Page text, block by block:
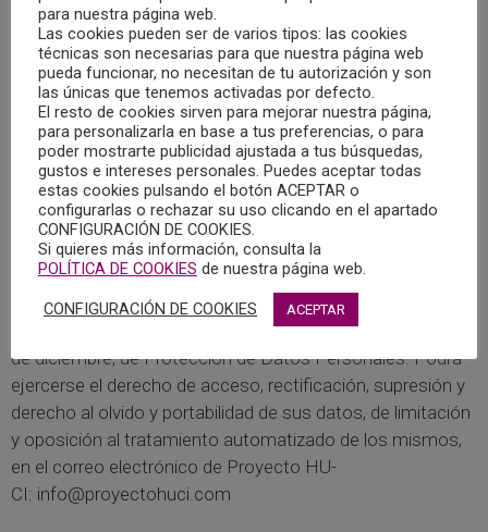
Integración de las experiencias vividas
Contribuir a la detección temprana de posibles
riesgos emocionales
Facilitar la derivación a otros servicios
especializados si fuera necesario
Los datos recogidos durante esta intervención serán
tratados de forma anónima y la finalidad de la recogida de
estos, es poder ofrecerle un soporte psicológico más
específico y adaptado a sus necesidades personales.
Toda la información recogida será tratada de manera
confidencial de acuerdo con la Ley Orgánica 3/2018, de 5
de diciembre, de Protección de Datos Personales. Podrá
ejercerse el derecho de acceso, rectificación, supresión y
derecho al olvido y portabilidad de sus datos, de limitación
y oposición al tratamiento automatizado de los mismos,
en el correo electrónico de Proyecto HU-
CI: info@proyectohuci.com
para nuestra página web.
Las cookies pueden ser de varios tipos: las cookies
técnicas son necesarias para que nuestra página web
pueda funcionar, no necesitan de tu autorización y son
las únicas que tenemos activadas por defecto.
El resto de cookies sirven para mejorar nuestra página,
para personalizarla en base a tus preferencias, o para
poder mostrarte publicidad ajustada a tus búsquedas,
gustos e intereses personales. Puedes aceptar todas
estas cookies pulsando el botón ACEPTAR o
configurarlas o rechazar su uso clicando en el apartado
CONFIGURACIÓN DE COOKIES.
Si quieres más información, consulta la
POLÍTICA DE COOKIES de nuestra página web.
CONFIGURACIÓN DE COOKIES ACEPTAR